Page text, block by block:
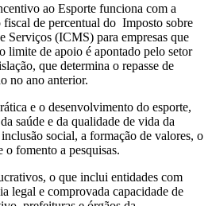
ao Esporte funciona com a
fiscal de percentual do Imposto sobre
Serviços (ICMS) para empresas que
limite de apoio é apontado pelo setor
que determina o repasse de
no ano anterior.
e o desenvolvimento do esporte,
saúde e da qualidade de vida da
social, a formação de valores, o
o fomento a pesquisas.
o que inclui entidades com
legal e comprovada capacidade de